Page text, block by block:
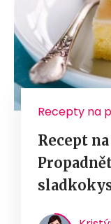
Recepty na
Recept